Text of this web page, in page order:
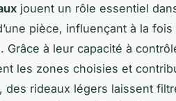
jouent un rôle essentiel
pièce, influençant à la
Grâce à leur capacité à
les zones choisies et
des rideaux légers laissent